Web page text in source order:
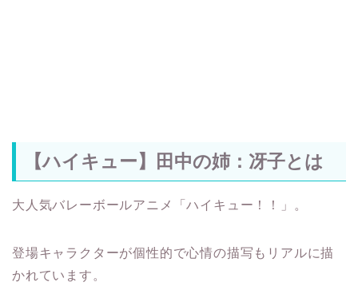
【ハイキュー】田中の姉：冴子とは
大人気バレーボールアニメ「ハイキュー！！」。
登場キャラクターが個性的で心情の描写もリアルに描
かれています。